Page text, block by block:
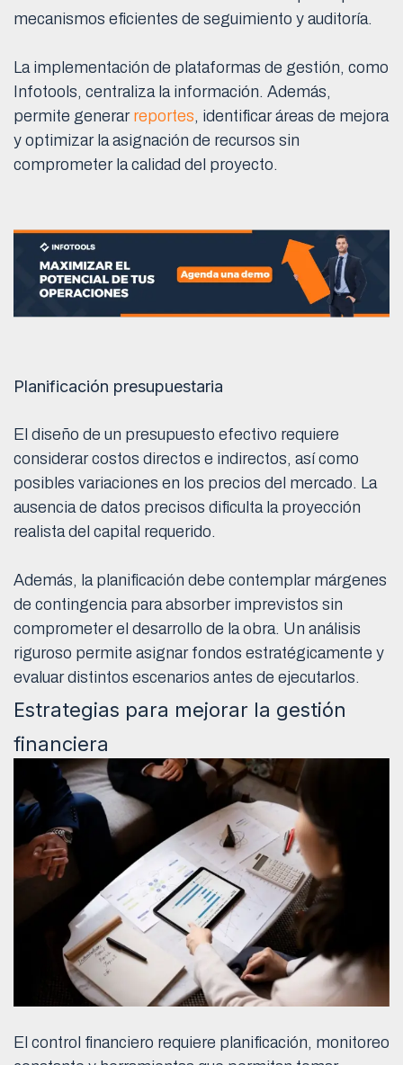
mecanismos eficientes de seguimiento y auditoría.
La implementación de plataformas de gestión, como
Infotools, centraliza la información. Además,
permite generar reportes, identificar áreas de mejora
y optimizar la asignación de recursos sin
comprometer la calidad del proyecto.
Planificación presupuestaria
El diseño de un presupuesto efectivo requiere
considerar costos directos e indirectos, así como
posibles variaciones en los precios del mercado. La
ausencia de datos precisos dificulta la proyección
realista del capital requerido.
Además, la planificación debe contemplar márgenes
de contingencia para absorber imprevistos sin
comprometer el desarrollo de la obra. Un análisis
riguroso permite asignar fondos estratégicamente y
evaluar distintos escenarios antes de ejecutarlos.
Estrategias para mejorar la gestión
financiera
El control financiero requiere planificación, monitoreo